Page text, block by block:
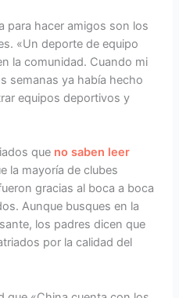
para hacer amigos son los
«Un deporte de equipo
la comunidad. Cuando mi
semanas ya había hecho
equipos deportivos y
que no saben leer
la mayoría de clubes
gracias al boca a boca
Aunque busques en la
los padres dicen que
por la calidad del